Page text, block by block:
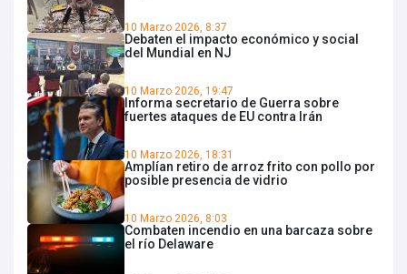
10 Marzo 2026, 8:37
Debaten el impacto económico y social
del Mundial en NJ
10 Marzo 2026, 19:47
Informa secretario de Guerra sobre
fuertes ataques de EU contra Irán
10 Marzo 2026, 18:31
Amplían retiro de arroz frito con pollo por
posible presencia de vidrio
10 Marzo 2026, 8:03
Combaten incendio en una barcaza sobre
el río Delaware